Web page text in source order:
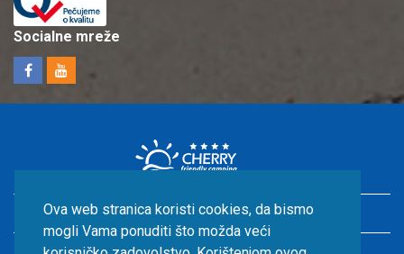
Ova web stranica koristi cookies, da bismo
mogli Vama ponuditi što možda veći
Socialne mreže
Odmor u Hrvatskoj s djecom